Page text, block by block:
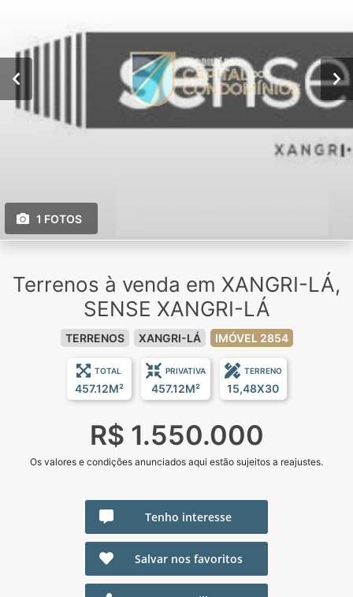
1 FOTOS
Terrenos à venda em XANGRI-LÁ,
SENSE XANGRI-LÁ
TERRENOS XANGRI-LÁ IMÓVEL 2854
TOTAL
457.12M²
PRIVATIVA
457.12M²
TERRENO
15,48X30
R$ 1.550.000
Os valores e condições anunciados aqui estão sujeitos a reajustes.
Tenho interesse
Salvar nos favoritos